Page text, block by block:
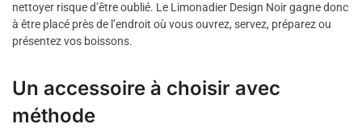
nettoyer risque d’être oublié. Le Limonadier Design Noir gagne donc
à être placé près de l’endroit où vous ouvrez, servez, préparez ou
présentez vos boissons.
Un accessoire à choisir avec
méthode